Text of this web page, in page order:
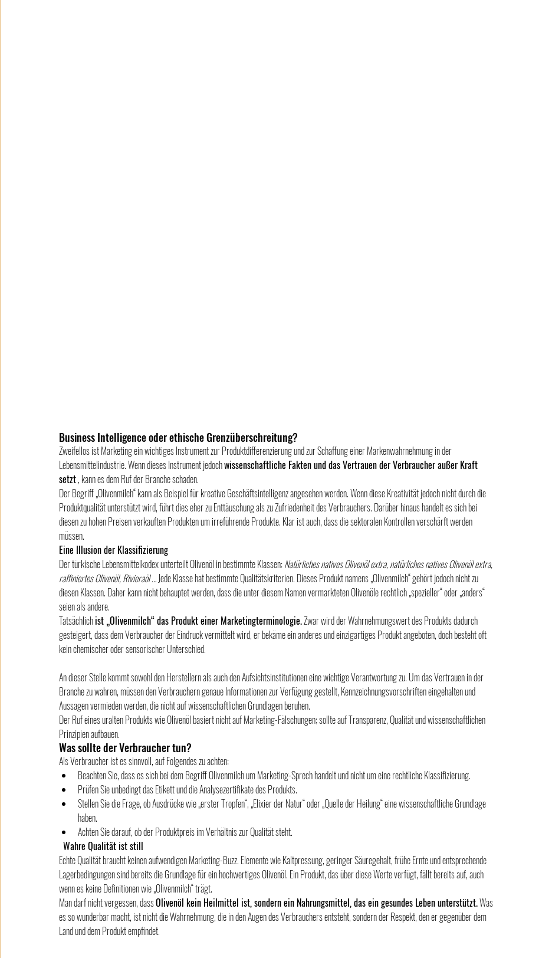
Business Intelligence oder ethische Grenzüberschreitung?
Zweifellos ist Marketing ein wichtiges Instrument zur Produktdifferenzierung und zur Schaffung einer Markenwahrnehmung in der
Lebensmittelindustrie. Wenn dieses Instrument jedoch wissenschaftliche Fakten und das Vertrauen der Verbraucher außer Kraft
setzt , kann es dem Ruf der Branche schaden.
Der Begriff „Olivenmilch“ kann als Beispiel für kreative Geschäftsintelligenz angesehen werden. Wenn diese Kreativität jedoch nicht durch die
Produktqualität unterstützt wird, führt dies eher zu Enttäuschung als zu Zufriedenheit des Verbrauchers. Darüber hinaus handelt es sich bei
diesen zu hohen Preisen verkauften Produkten um irreführende Produkte. Klar ist auch, dass die sektoralen Kontrollen verschärft werden
müssen.
Eine Illusion der Klassifizierung
Der türkische Lebensmittelkodex unterteilt Olivenöl in bestimmte Klassen: Natürliches natives Olivenöl extra, natürliches natives Olivenöl extra,
raffiniertes Olivenöl, Rivieraöl … Jede Klasse hat bestimmte Qualitätskriterien. Dieses Produkt namens „Olivenmilch“ gehört jedoch nicht zu
diesen Klassen. Daher kann nicht behauptet werden, dass die unter diesem Namen vermarkteten Olivenöle rechtlich „spezieller“ oder „anders“
seien als andere.
Tatsächlich ist „Olivenmilch“ das Produkt einer Marketingterminologie. Zwar wird der Wahrnehmungswert des Produkts dadurch
gesteigert, dass dem Verbraucher der Eindruck vermittelt wird, er bekäme ein anderes und einzigartiges Produkt angeboten, doch besteht oft
kein chemischer oder sensorischer Unterschied.
An dieser Stelle kommt sowohl den Herstellern als auch den Aufsichtsinstitutionen eine wichtige Verantwortung zu. Um das Vertrauen in der
Branche zu wahren, müssen den Verbrauchern genaue Informationen zur Verfügung gestellt, Kennzeichnungsvorschriften eingehalten und
Aussagen vermieden werden, die nicht auf wissenschaftlichen Grundlagen beruhen.
Der Ruf eines uralten Produkts wie Olivenöl basiert nicht auf Marketing-Fälschungen; sollte auf Transparenz, Qualität und wissenschaftlichen
Prinzipien aufbauen.
Was sollte der Verbraucher tun?
Als Verbraucher ist es sinnvoll, auf Folgendes zu achten:
Beachten Sie, dass es sich bei dem Begriff Olivenmilch um Marketing-Sprech handelt und nicht um eine rechtliche Klassifizierung.
Prüfen Sie unbedingt das Etikett und die Analysezertifikate des Produkts.
Stellen Sie die Frage, ob Ausdrücke wie „erster Tropfen“, „Elixier der Natur“ oder „Quelle der Heilung“ eine wissenschaftliche Grundlage
haben.
Achten Sie darauf, ob der Produktpreis im Verhältnis zur Qualität steht.
Wahre Qualität ist still
Echte Qualität braucht keinen aufwendigen Marketing-Buzz. Elemente wie Kaltpressung, geringer Säuregehalt, frühe Ernte und entsprechende
Lagerbedingungen sind bereits die Grundlage für ein hochwertiges Olivenöl. Ein Produkt, das über diese Werte verfügt, fällt bereits auf, auch
wenn es keine Definitionen wie „Olivenmilch“ trägt.
Man darf nicht vergessen, dass Olivenöl kein Heilmittel ist, sondern ein Nahrungsmittel, das ein gesundes Leben unterstützt. Was
es so wunderbar macht, ist nicht die Wahrnehmung, die in den Augen des Verbrauchers entsteht, sondern der Respekt, den er gegenüber dem
Land und dem Produkt empfindet.